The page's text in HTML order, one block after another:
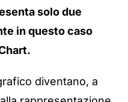
solo due
in questo caso
diventano, a